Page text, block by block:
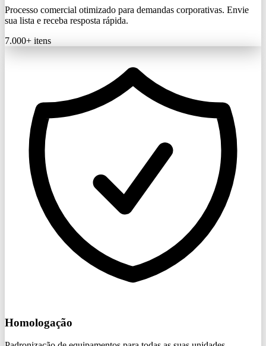
Processo comercial otimizado para demandas corporativas. Envie
sua lista e receba resposta rápida.
7.000+ itens
Homologação